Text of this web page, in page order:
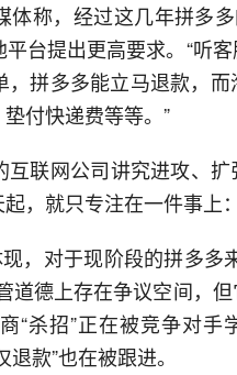
称，经过这几年拼多
台提出更高要求。“听
拼多多能立马退款，而
付快递费等等。”
联网公司讲究进攻、
，就只专注在一件事上
，对于现阶段的拼多多
道德上存在争议空间，
“杀招”正在被竞争对手
款”也在被跟进。